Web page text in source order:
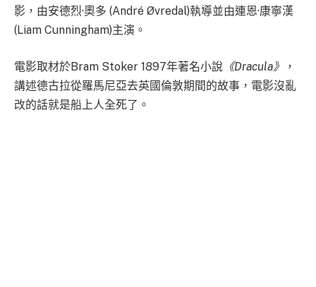
影，由安德烈·奧多 (André Øvredal)執導並由連恩·康寧漢
(Liam Cunningham)主演。
電影取材於Bram Stoker 1897年著名小說 《Dracula》
，
講述德古拉從羅馬尼亞去英國倫敦期間的故事，電影沒亂
改的話就是船上人全死了。